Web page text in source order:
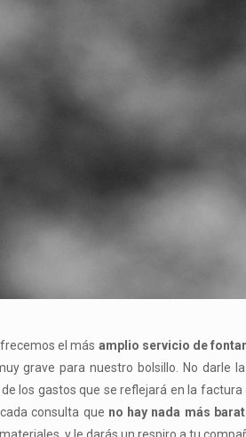
el más amplio servicio de
grave para nuestro bolsillo. No darle
los gastos que se reflejará en la
consulta que no hay nada más
y le darás un respiro a tu